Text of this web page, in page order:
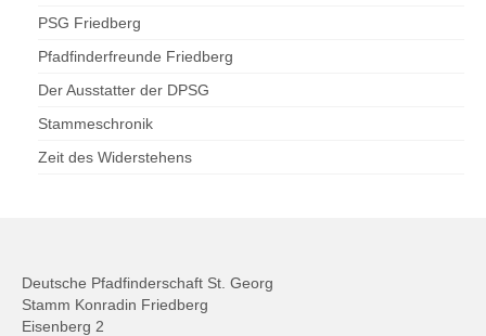
PSG Friedberg
Pfadfinderfreunde Friedberg
Der Ausstatter der DPSG
Stammeschronik
Zeit des Widerstehens
Deutsche Pfadfinderschaft St. Georg
Stamm Konradin Friedberg
Eisenberg 2